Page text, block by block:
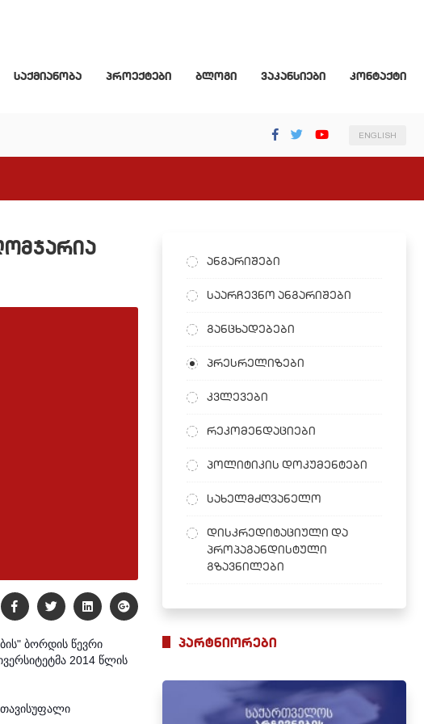
საქმიანობა პროექტები ბლოგი ვაკანსიები კონტაქტი
ENGLISH
ბორდის წევრი
2014 წლის
თავისუფალი
ანგარიშები
საარჩევნო ანგარიშები
განცხადებები
პრესრელიზები
კვლევები
რეკომენდაციები
პოლიტიკის დოკუმენტები
სახელმძღვანელო
დისკრედიტაციული და
პროპაგანდისტული
გზავნილები
პარტნიორები